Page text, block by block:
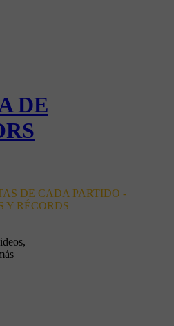
DE
DE CADA PARTIDO -
Y RÉCORDS